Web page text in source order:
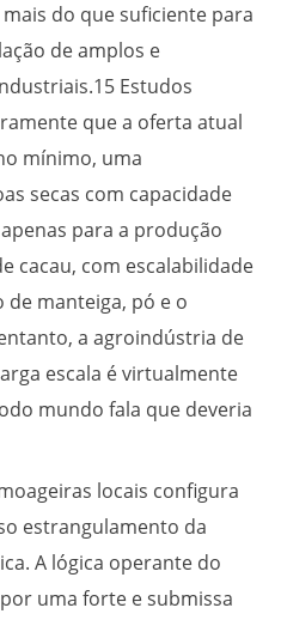
do que suficiente para
de amplos e
15 Estudos
que a oferta atual
mínimo, uma
secas com capacidade
para a produção
cacau, com escalabilidade
manteiga, pó e o
a agroindústria de
escala é virtualmente
mundo fala que deveria
locais configura
estrangulamento da
A lógica operante do
uma forte e submissa